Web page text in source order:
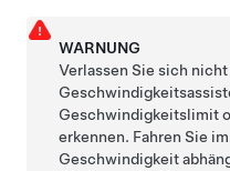
WARNUNG
Verlassen Sie sich nicht
Geschwindigkeitslimit
erkennen. Fahren Sie
Geschwindigkeit